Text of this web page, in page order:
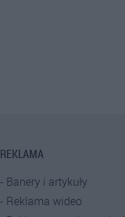
REKLAMA
Banery i artykuły
Reklama wideo